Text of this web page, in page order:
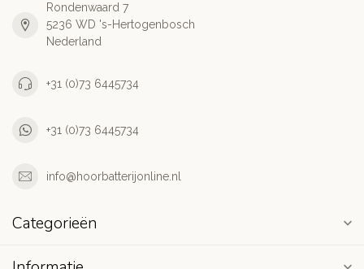
Rondenwaard 7
5236 WD 's-Hertogenbosch
Nederland
+31 (0)73 6445734
+31 (0)73 6445734
info@hoorbatterijonline.nl
Categorieën